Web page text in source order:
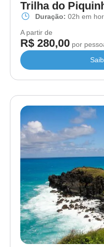
Trilha do
Duração: 02h em
A partir de
R$ 280,00 por